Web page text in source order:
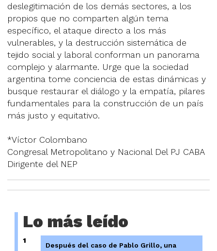
deslegitimación de los demás sectores, a los
propios que no comparten algún tema
específico, el ataque directo a los más
vulnerables, y la destrucción sistemática de
tejido social y laboral conforman un panorama
complejo y alarmante. Urge que la sociedad
argentina tome conciencia de estas dinámicas y
busque restaurar el diálogo y la empatía, pilares
fundamentales para la construcción de un país
más justo y equitativo.
*Víctor Colombano
Congresal Metropolitano y Nacional Del PJ CABA
Dirigente del NEP
Lo más leído
1
Después del caso de Pablo Grillo, una